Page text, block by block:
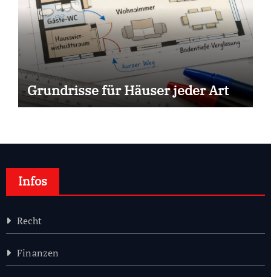
Grundrisse für Häuser jeder Art
Infos
Recht
Finanzen